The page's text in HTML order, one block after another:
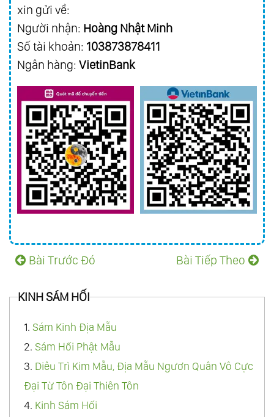
xin gửi về:
Người nhận: Hoàng Nhật Minh
Số tài khoản: 103873878411
Ngân hàng: VietinBank
Bài Trước Đó Bài Tiếp Theo
KINH SÁM HỐI
1. Sám Kinh Địa Mẫu
2. Sám Hối Phật Mẫu
3. Diêu Trì Kim Mẫu, Địa Mẫu Ngươn Quân Vô Cực
Đại Từ Tôn Đại Thiên Tôn
4. Kinh Sám Hối